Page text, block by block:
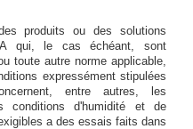
produits ou des solutions
qui, le cas échéant, sont
toute autre norme applicable,
expressément stipulées
entre autres, les
conditions d'humidité et de
a des essais faits dans